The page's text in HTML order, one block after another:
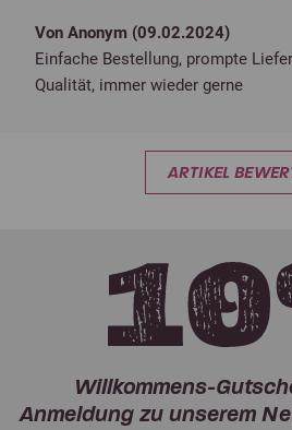
Von Anonym (09.02.2024)
Einfache Bestellung, prompte
Qualität, immer wieder gerne
ARTIKEL
Willkommens-
Anmeldung zu unserem